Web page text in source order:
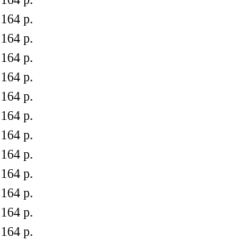
164 р.
164 р.
164 р.
164 р.
164 р.
164 р.
164 р.
164 р.
164 р.
164 р.
164 р.
164 р.